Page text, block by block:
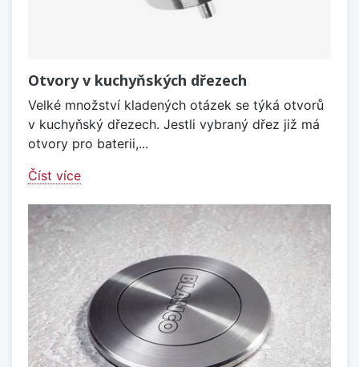
Otvory v kuchyňských dřezech
Velké množství kladených otázek se týká otvorů
v kuchyňský dřezech. Jestli vybraný dřez již má
otvory pro baterii,...
Číst více